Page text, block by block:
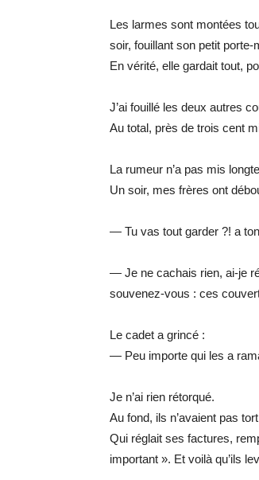
Les larmes sont montées
soir, fouillant son petit porte-
En vérité, elle gardait tout,
J’ai fouillé les deux autres
Au total, près de trois cent
La rumeur n’a pas mis
Un soir, mes frères ont
— Tu vas tout garder ?! a
— Je ne cachais rien, ai-je
souvenez-vous : ces
Le cadet a grincé :
— Peu importe qui les a
Je n’ai rien rétorqué.
Au fond, ils n’avaient pas
Qui réglait ses factures,
important ». Et voilà qu’ils